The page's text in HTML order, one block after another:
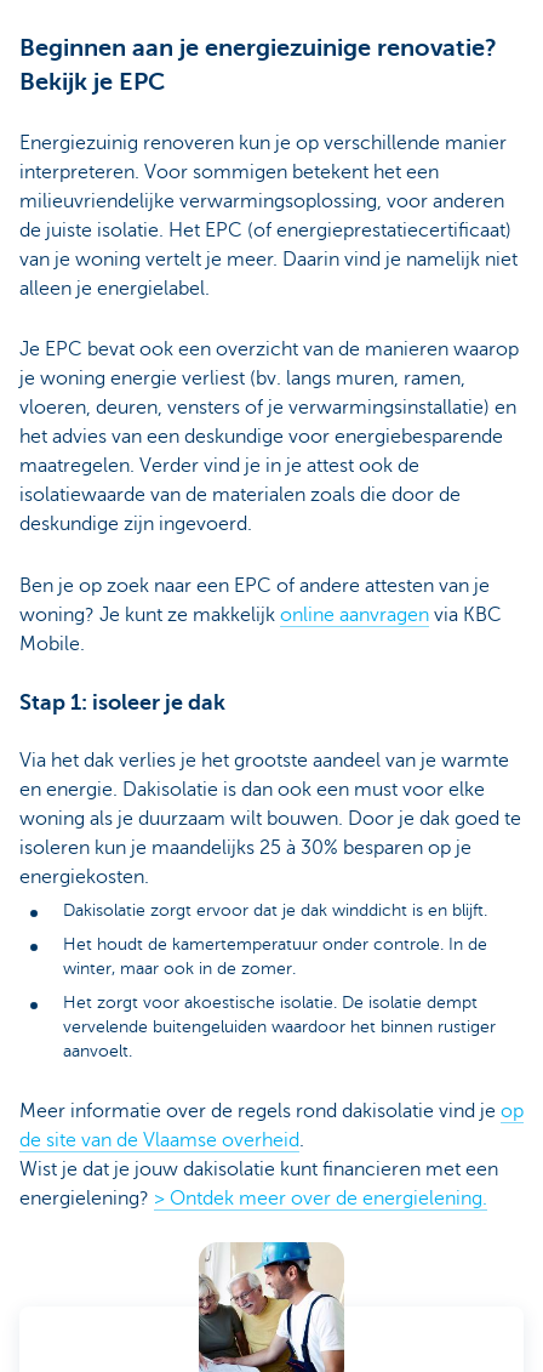
Beginnen aan je energiezuinige renovatie?
Bekijk je EPC
Energiezuinig renoveren kun je op verschillende manier
interpreteren. Voor sommigen betekent het een
milieuvriendelijke verwarmingsoplossing, voor anderen
de juiste isolatie. Het EPC (of energieprestatiecertificaat)
van je woning vertelt je meer. Daarin vind je namelijk niet
alleen je energielabel.
Je EPC bevat ook een overzicht van de manieren waarop
je woning energie verliest (bv. langs muren, ramen,
vloeren, deuren, vensters of je verwarmingsinstallatie) en
het advies van een deskundige voor energiebesparende
maatregelen. Verder vind je in je attest ook de
isolatiewaarde van de materialen zoals die door de
deskundige zijn ingevoerd.
Ben je op zoek naar een EPC of andere attesten van je
woning? Je kunt ze makkelijk online aanvragen via KBC
Mobile.
Stap 1: isoleer je dak
Via het dak verlies je het grootste aandeel van je warmte
en energie. Dakisolatie is dan ook een must voor elke
woning als je duurzaam wilt bouwen. Door je dak goed te
isoleren kun je maandelijks 25 à 30% besparen op je
energiekosten.
Dakisolatie zorgt ervoor dat je dak winddicht is en blijft.
Het houdt de kamertemperatuur onder controle. In de
winter, maar ook in de zomer.
Het zorgt voor akoestische isolatie. De isolatie dempt
vervelende buitengeluiden waardoor het binnen rustiger
aanvoelt.
Meer informatie over de regels rond dakisolatie vind je op
de site van de Vlaamse overheid
Wist je dat je jouw dakisolatie kunt financieren met een
energielening? > Ontdek meer over de energielening.